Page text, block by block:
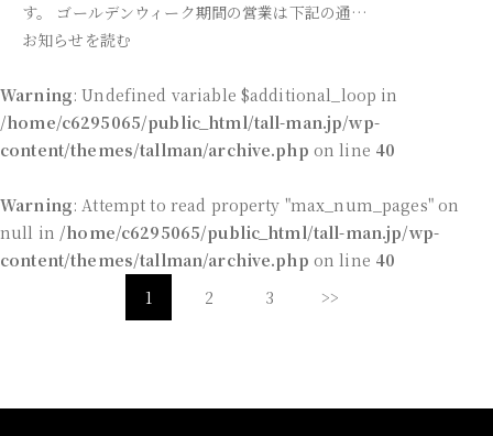
す。 ゴールデンウィーク期間の営業は下記の通…
お知らせを読む
Warning: Undefined variable $additional_loop in
/home/c6295065/public_html/tall-man.jp/wp-
content/themes/tallman/archive.php on line 40
Warning: Attempt to read property "max_num_pages" on
null in /home/c6295065/public_html/tall-man.jp/wp-
content/themes/tallman/archive.php on line 40
1
2 3 >>